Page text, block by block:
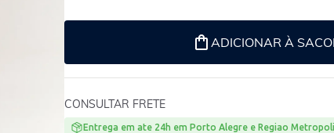
ADICIONAR À
CONSULTAR FRETE
Entrega em ate 24h em Porto Alegre e Regiao